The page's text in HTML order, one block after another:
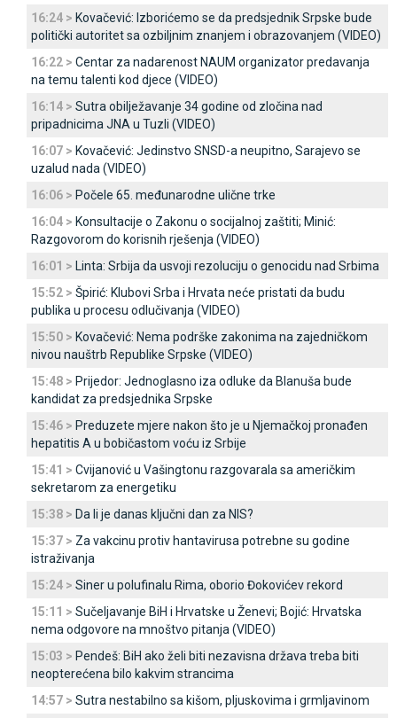
16:24 > Kovačević: Izborićemo se da predsjednik Srpske bude
politički autoritet sa ozbiljnim znanjem i obrazovanjem (VIDEO)
16:22 > Centar za nadarenost NAUM organizator predavanja
na temu talenti kod djece (VIDEO)
16:14 > Sutra obilježavanje 34 godine od zločina nad
pripadnicima ЈNA u Tuzli (VIDEO)
16:07 > Kovačević: Јedinstvo SNSD-a neupitno, Sarajevo se
uzalud nada (VIDEO)
16:06 > Počele 65. međunarodne ulične trke
16:04 > Konsultacije o Zakonu o socijalnoj zaštiti; Minić:
Razgovorom do korisnih rješenja (VIDEO)
16:01 > Linta: Srbija da usvoji rezoluciju o genocidu nad Srbima
15:52 > Špirić: Klubovi Srba i Hrvata neće pristati da budu
publika u procesu odlučivanja (VIDEO)
15:50 > Kovačević: Nema podrške zakonima na zajedničkom
nivou nauštrb Republike Srpske (VIDEO)
15:48 > Prijedor: Јednoglasno iza odluke da Blanuša bude
kandidat za predsjednika Srpske
15:46 > Preduzete mjere nakon što je u Njemačkoj pronađen
hepatitis A u bobičastom voću iz Srbije
15:41 > Cvijanović u Vašingtonu razgovarala sa američkim
sekretarom za energetiku
15:38 > Da li je danas ključni dan za NIS?
15:37 > Za vakcinu protiv hantavirusa potrebne su godine
istraživanja
15:24 > Siner u polufinalu Rima, oborio Đokovićev rekord
15:11 > Sučeljavanje BiH i Hrvatske u Ženevi; Bojić: Hrvatska
nema odgovore na mnoštvo pitanja (VIDEO)
15:03 > Pendeš: BiH ako želi biti nezavisna država treba biti
neopterećena bilo kakvim strancima
14:57 > Sutra nestabilno sa kišom, pljuskovima i grmljavinom